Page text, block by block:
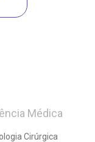
Médica
Cirúrgica